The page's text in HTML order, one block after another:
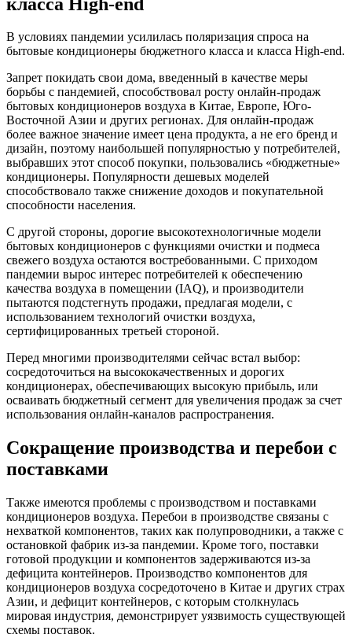
В условиях пандемии усилилась поляризация спроса на
бытовые кондиционеры бюджетного класса и класса High-end.
Запрет покидать свои дома, введенный в качестве меры
борьбы с пандемией, способствовал росту онлайн-продаж
бытовых кондиционеров воздуха в Китае, Европе, Юго-
Восточной Азии и других регионах. Для онлайн-продаж
более важное значение имеет цена продукта, а не его бренд и
дизайн, поэтому наибольшей популярностью у потребителей,
выбравших этот способ покупки, пользовались «бюджетные»
кондиционеры. Популярности дешевых моделей
способствовало также снижение доходов и покупательной
способности населения.
С другой стороны, дорогие высокотехнологичные модели
бытовых кондиционеров с функциями очистки и подмеса
свежего воздуха остаются востребованными. С приходом
пандемии вырос интерес потребителей к обеспечению
качества воздуха в помещении (IAQ), и производители
пытаются подстегнуть продажи, предлагая модели, с
использованием технологий очистки воздуха,
сертифицированных третьей стороной.
Перед многими производителями сейчас встал выбор:
сосредоточиться на высококачественных и дорогих
кондиционерах, обеспечивающих высокую прибыль, или
осваивать бюджетный сегмент для увеличения продаж за счет
использования онлайн-каналов распространения.
Сокращение производства и перебои с
поставками
Также имеются проблемы с производством и поставками
кондиционеров воздуха. Перебои в производстве связаны с
нехваткой компонентов, таких как полупроводники, а также с
остановкой фабрик из-за пандемии. Кроме того, поставки
готовой продукции и компонентов задерживаются из-за
дефицита контейнеров. Производство компонентов для
кондиционеров воздуха сосредоточено в Китае и других страх
Азии, и дефицит контейнеров, с которым столкнулась
мировая индустрия, демонстрирует уязвимость существующей
схемы поставок.